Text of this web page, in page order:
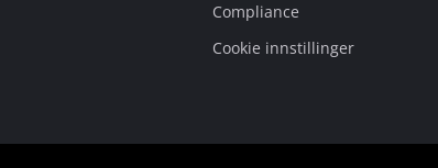
Compliance
Cookie innstillinger